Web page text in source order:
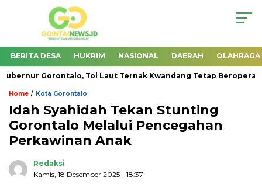
BERITA DESA HUKRIM NASIONAL DAERAH OLAHRAGA
Gorontalo, Tol Laut Ternak Kwandang Tetap Beroperasi
Home / Kota Gorontalo
Idah Syahidah Tekan Stunting
Gorontalo Melalui Pencegahan
Perkawinan Anak
Redaksi
Kamis, 18 Desember 2025 - 18:37